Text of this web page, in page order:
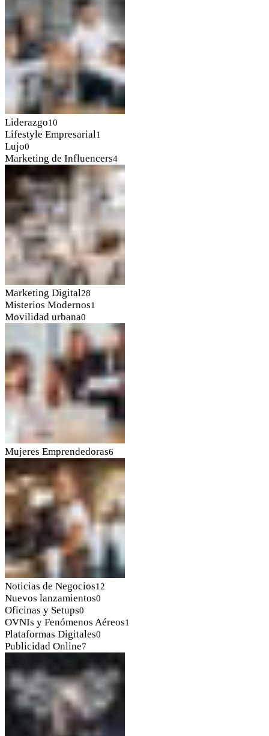
Liderazgo10
Lifestyle Empresarial1
Lujo0
Marketing de Influencers4
Marketing Digital28
Misterios Modernos1
Movilidad urbana0
Mujeres Emprendedoras6
Noticias de Negocios12
Nuevos lanzamientos0
Oficinas y Setups0
OVNIs y Fenómenos Aéreos1
Plataformas Digitales0
Publicidad Online7